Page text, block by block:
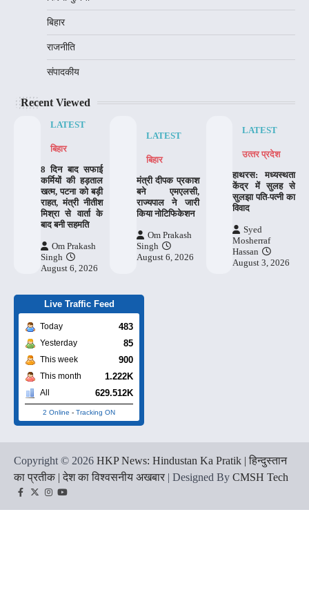
बिहार
राजनीति
संपादकीय
Recent Viewed
LATEST
बिहार
8 दिन बाद सफाई
कर्मियों की हड़ताल
खत्म, पटना को बड़ी
राहत, मंत्री नीतीश
मिश्रा से वार्ता के
बाद बनी सहमति
Om Prakash
Singh
August 6, 2026
LATEST
बिहार
मंत्री दीपक प्रकाश
बने एमएलसी,
राज्यपाल ने जारी
किया नोटिफिकेशन
Om Prakash
Singh
August 6, 2026
LATEST
उत्‍तर प्रदेश
हाथरस: मध्यस्थता
केंद्र में सुलह से
सुलझा पति-पत्नी का
विवाद
Syed
Mosherraf
Hassan
August 3, 2026
Live Traffic Feed
Today 483
Yesterday 85
This week 900
This month 1.222K
All 629.512K
2 Online - Tracking ON
Copyright © 2026 HKP News: Hindustan Ka Pratik | हिन्दुस्तान
का प्रतीक | देश का विश्वसनीय अखबार | Designed By CMSH Tech
Facebook
TwitterInstagram
YouTube